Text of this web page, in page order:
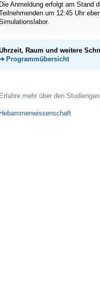
Die Anmeldung erfolgt am Stand
um 12:45 Uhr
Raum und weitere
Programmübersicht
Erfahre mehr über den
Hebammenwissenschaft